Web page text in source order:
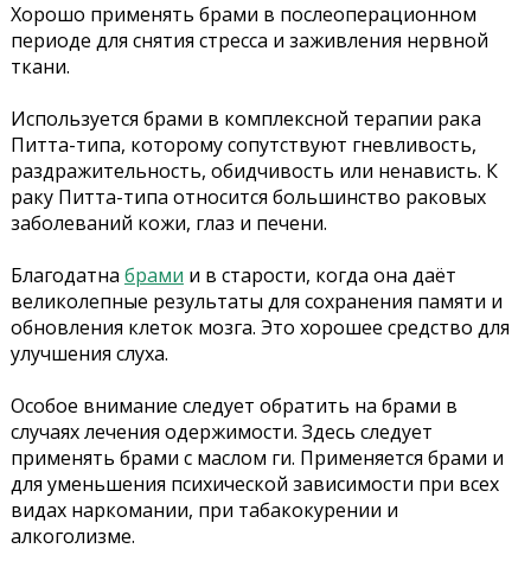
Хорошо применять брами в послеоперационном
периоде для снятия стресса и заживления нервной
ткани.
Используется брами в комплексной терапии рака
Питта-типа, которому сопутствуют гневливость,
раздражительность, обидчивость или ненависть. К
раку Питта-типа относится большинство раковых
заболеваний кожи, глаз и печени.
Благодатна брами и в старости, когда она даёт
великолепные результаты для сохранения памяти и
обновления клеток мозга. Это хорошее средство для
улучшения слуха.
Особое внимание следует обратить на брами в
случаях лечения одержимости. Здесь следует
применять брами с маслом ги. Применяется брами и
для уменьшения психической зависимости при всех
видах наркомании, при табакокурении и
алкоголизме.